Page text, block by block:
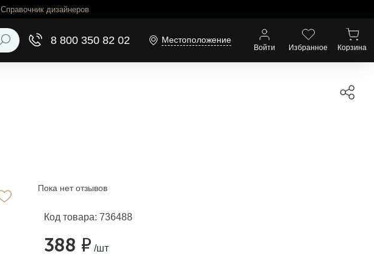
Справочник дизайнеров
Местоположение
8 800 350 82 02
Избранное Корзина
Войти
Пока нет отзывов
Код товара: 736488
388 ₽ /шт